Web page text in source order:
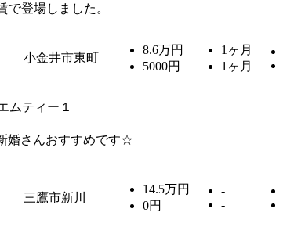
で登場しました。
小金井市東町
8.6万円
5000円
1ヶ月
1ヶ月
ムティー１
婚さんおすすめです☆
三鷹市新川
14.5万円
0円
-
-